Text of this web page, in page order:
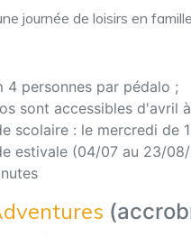
journée de loisirs en
4 personnes par pédalo ;
sont accessibles d'avril
scolaire : le mercredi de
estivale (04/07 au 23/